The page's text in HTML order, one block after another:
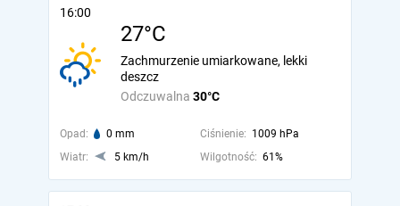
16:00
27°C
Odczuwalna 30°C
Zachmurzenie umiarkowane, lekki
deszcz
Opad: 0 mm Ciśnienie: 1009 hPa
Wiatr:
5 km/h Wilgotność: 61%